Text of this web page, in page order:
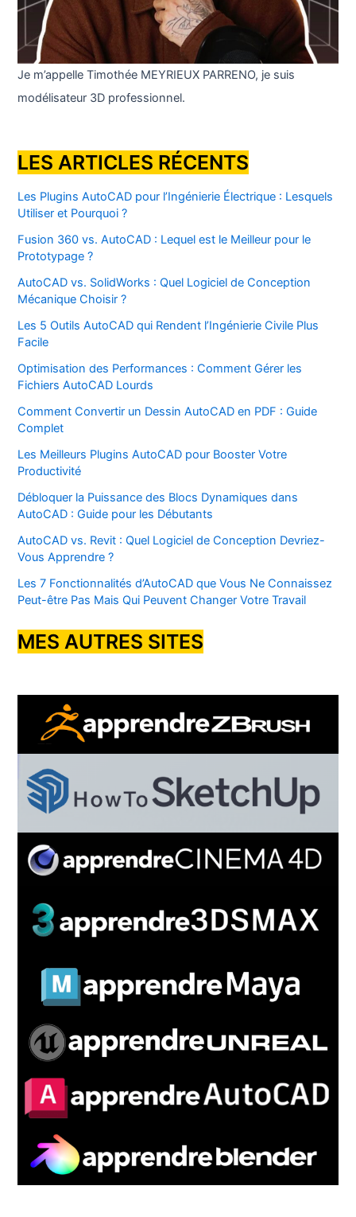
Je m’appelle Timothée MEYRIEUX PARRENO, je suis
modélisateur 3D professionnel.
LES ARTICLES RÉCENTS
Les Plugins AutoCAD pour l’Ingénierie Électrique : Lesquels
Utiliser et Pourquoi ?
Fusion 360 vs. AutoCAD : Lequel est le Meilleur pour le
Prototypage ?
AutoCAD vs. SolidWorks : Quel Logiciel de Conception
Mécanique Choisir ?
Les 5 Outils AutoCAD qui Rendent l’Ingénierie Civile Plus
Facile
Optimisation des Performances : Comment Gérer les
Fichiers AutoCAD Lourds
Comment Convertir un Dessin AutoCAD en PDF : Guide
Complet
Les Meilleurs Plugins AutoCAD pour Booster Votre
Productivité
Débloquer la Puissance des Blocs Dynamiques dans
AutoCAD : Guide pour les Débutants
AutoCAD vs. Revit : Quel Logiciel de Conception Devriez-
Vous Apprendre ?
Les 7 Fonctionnalités d’AutoCAD que Vous Ne Connaissez
Peut-être Pas Mais Qui Peuvent Changer Votre Travail
MES AUTRES SITES